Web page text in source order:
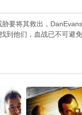
要将其救出，
到他们，血战已不可